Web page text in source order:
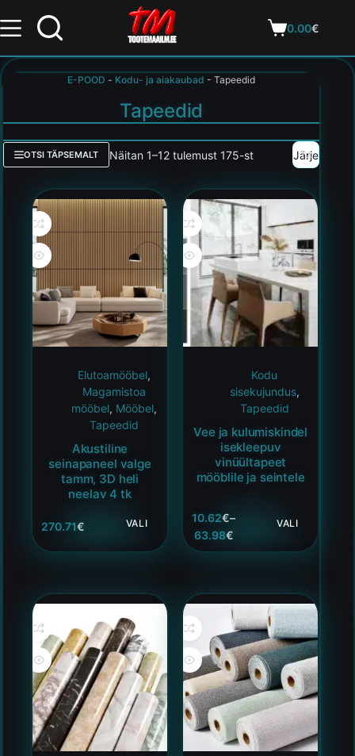
0.00€
E-POOD - Kodu- ja aiakaubad -Tapeedid
Tapeedid
OTSI TÄPSEMALT Näitan 1–12 tulemust 175-st
Elutoamööbel,
Magamistoa
mööbel, Mööbel,
Tapeedid
Akustiline
seinapaneel valge
tamm, 3D heli
neelav 4 tk
270.71€ VALI
Kodu
sisekujundus,
Tapeedid
Vee ja kulumiskindel
isekleepuv
vinüültapeet
mööblile ja seintele
10.62€–
63.98€
VALI